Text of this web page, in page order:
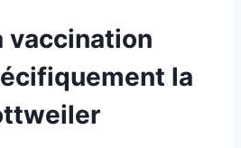
vaccination
la